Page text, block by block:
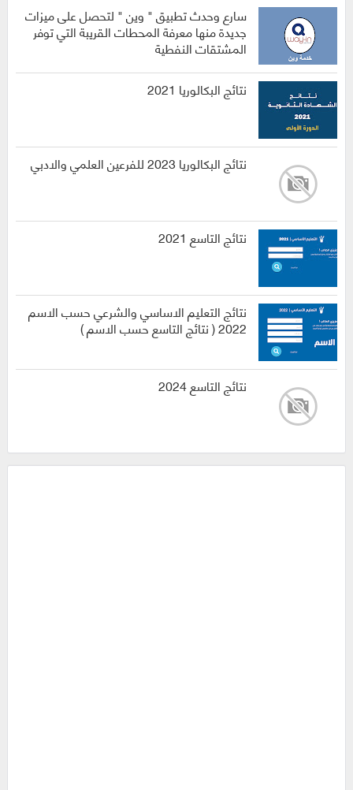
سارع وحدث تطبيق " وين " لتحصل على ميزات
جديدة منها معرفة المحطات القريبة التي توفر
المشتقات النفطية
نتائج البكالوريا 2021
نتائج البكالوريا 2023 للفرعين العلمي والادبي
نتائج التاسع 2021
نتائج التعليم الاساسي والشرعي حسب الاسم
2022 ( نتائج التاسع حسب الاسم )
نتائج التاسع 2024